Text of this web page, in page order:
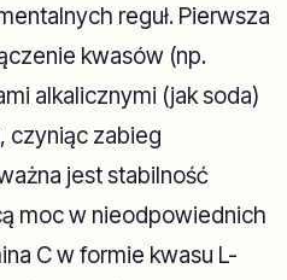
reguł. Pierwsza
kwasów (np.
alkalicznymi (jak soda)
czyniąc zabieg
jest stabilność
moc w nieodpowiednich
C w formie kwasu L-